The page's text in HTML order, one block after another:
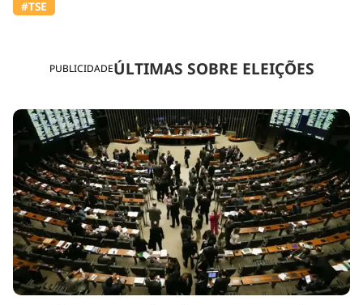
PUBLICIDADEÚLTIMAS SOBRE ELEIÇÕES
#TSE